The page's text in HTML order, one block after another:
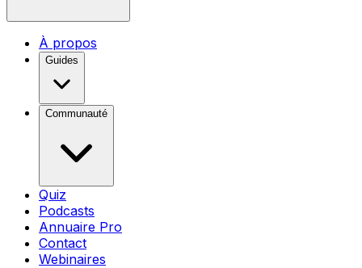
À propos
Guides
Communauté
Quiz
Podcasts
Annuaire Pro
Contact
Webinaires